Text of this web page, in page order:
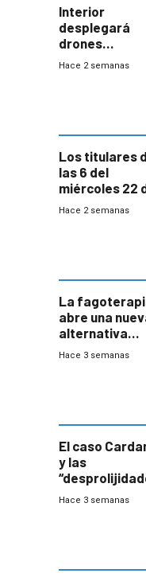
Interior
desplegará
drones
autónomos
Hace 2 semanas
Los titulares
las 6 del
miércoles 22
julio de 2026
Hace 2 semanas
La
abre una
alternativa
contra
innovadora
Hace 3 semanas
El caso
y las
que la
Hace 3 semanas